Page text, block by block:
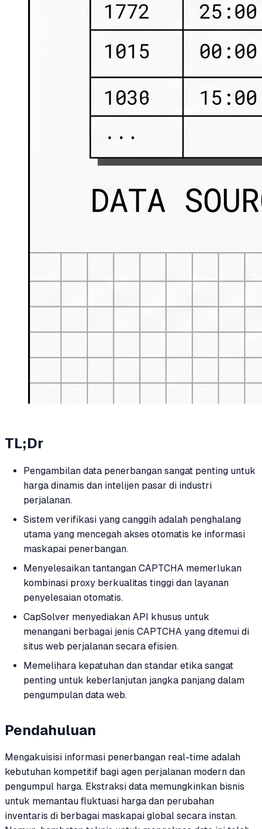
TL;Dr
Pengambilan data penerbangan sangat penting untuk
harga dinamis dan intelijen pasar di industri
perjalanan.
Sistem verifikasi yang canggih adalah penghalang
utama yang mencegah akses otomatis ke informasi
maskapai penerbangan.
Menyelesaikan tantangan CAPTCHA memerlukan
kombinasi proxy berkualitas tinggi dan layanan
penyelesaian otomatis.
CapSolver menyediakan API khusus untuk
menangani berbagai jenis CAPTCHA yang ditemui di
situs web perjalanan secara efisien.
Memelihara kepatuhan dan standar etika sangat
penting untuk keberlanjutan jangka panjang dalam
pengumpulan data web.
Pendahuluan
Mengakuisisi informasi penerbangan real-time adalah
kebutuhan kompetitif bagi agen perjalanan modern dan
pengumpul harga. Ekstraksi data memungkinkan bisnis
untuk memantau fluktuasi harga dan perubahan
inventaris di berbagai maskapai global secara instan.